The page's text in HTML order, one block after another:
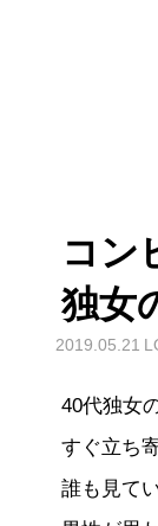
コン
独女
2019.05.21
40代独女
すぐ立ち
誰も見て